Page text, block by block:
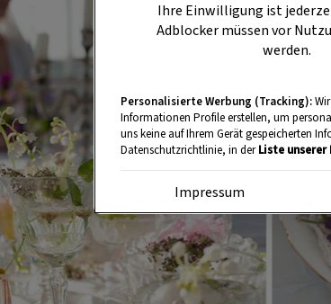
Ihre Einwilligung ist
Adblocker müssen vor
werden.
Personalisierte Werbung (Tracking):
Informationen Profile erstellen, um
uns keine auf Ihrem Gerät gespeicherten
Datenschutzrichtlinie, in derListe unserer
Impressum